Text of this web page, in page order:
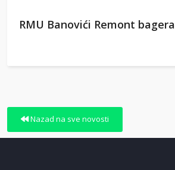
RMU Banovići Remont bagera
Nazad na sve novosti